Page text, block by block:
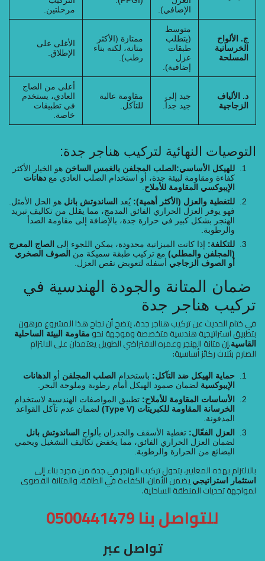
الإضافي).
مرحلتين.
ج. الألواح
الخرسانية
المسلحة
متوسط
(يتطلب
طبقات
عزل
إضافية).
ممتازة (الأكثر
متانة، لكنه بناء
رطب).
الأغلى على
الإطلاق.
د. الألياف
الزجاجية
جيد إلى
جيد جداً.
مقاومة عالية
للتآكل.
أعلى من الصاج
العادي، يستخدم
في تطبيقات
خاصة.
التوصيات النهائية لتركيب هناجر جدة:
للهيكل الأساسي:الصلب المجلفن بالغمس الساخنهو الخيار الأكثر
كفاءة ومقاومة لبيئة جدة، أو استخدام الصلب العادي معدهانات
الإيبوكسي المقاومة للأملاح.
للتغطية والعزل (الأكثر أهمية):يُعدالساندوتش بانلهو الحل الأمثل.
فهو يوفر العزل الحراري الفائق المدمج، مما يقلل من تكاليف تبريد
الهنجر بشكل كبير في حرارة جدة، بالإضافة إلى مقاومة الصدأ
والرطوبة.
للتكلفة:إذا كانت الميزانية محدودة، يمكن اللجوء إلىالصاج المعرج
(المجلفن والمطلي)مع تركيب طبقة سميكة منالصوف الصخري
أو الصوف الزجاجيأسفله لتعويض نقص العزل.
ضمان المتانة والجودة الهندسية في
تركيب هناجر جدة
في ختام الحديث عن تركيب هناجر جدة، يتضح أن نجاح هذا المشروع مرهون
بتطبيق استراتيجية هندسية متخصصة وموجهة نحومقاومة البيئة الساحلية
القاسية.إن متانة الهنجر وعمره الافتراضي الطويل يعتمدان على الالتزام
الصارم بثلاث ركائز أساسية:
حماية الهيكل ضد التآكل:باستخدامالصلب المجلفنأو الدهانات
الإيبوكسيةلضمان صمود الهيكل أمام رطوبة وملوحة البحر.
الأساسات المقاومة للأملاح:تطبيق المواصفات الهندسية لاستخدام
الخرسانة المقاومة للكبريتات (Type V)
لضمان عدم تآكل القواعد
المدفونة.
العزل الفعّال:تغطية الأسقف والجدران بألواحالساندوتش بانل
لضمان العزل الحراري الفائق، مما يخفض تكاليف التشغيل ويحمي
البضائع من الحرارة والرطوبة.
بالالتزام بهذه المعايير، يتحول تركيب الهنجر في جدة من مجرد بناء إلى
استثمار استراتيجييضمن الأمان، الكفاءة في الطاقة، والمتانة القصوى
لمواجهة تحديات المنطقة الساحلية.
للتواصل بنا0500441479
تواصل عبر